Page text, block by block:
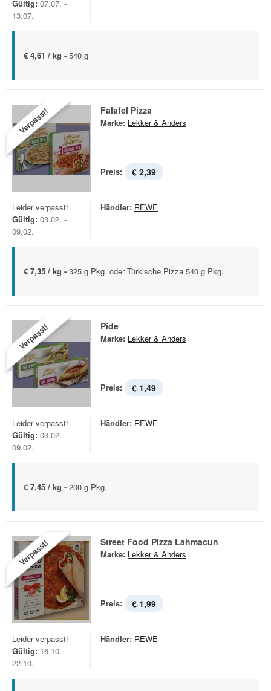
Gültig: 07.07. -
13.07.
€ 4,61 / kg - 540 g
Verpasst! Falafel Pizza
Marke: Lekker & Anders
Preis: € 2,39
Leider verpasst!
Gültig: 03.02. -
09.02.
Händler: REWE
€ 7,35 / kg - 325 g Pkg. oder Türkische Pizza 540 g Pkg.
Verpasst! Pide
Marke: Lekker & Anders
Preis: € 1,49
Leider verpasst!
Gültig: 03.02. -
09.02.
Händler: REWE
€ 7,45 / kg - 200 g Pkg.
Verpasst! Street Food Pizza Lahmacun
Marke: Lekker & Anders
Preis: € 1,99
Leider verpasst!
Gültig: 16.10. -
22.10.
Händler: REWE